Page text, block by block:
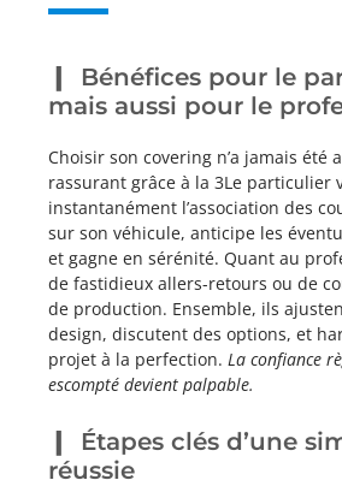
Bénéfices pour le
mais aussi pour le
Choisir son covering n’a jamais été
rassurant grâce à la 3Le particulier
instantanément l’association des
sur son véhicule, anticipe les
et gagne en sérénité. Quant au
de fastidieux allers-retours ou de
de production. Ensemble, ils
design, discutent des options, et
projet à la perfection. La confiance
escompté devient palpable.
Étapes clés d’une
réussie